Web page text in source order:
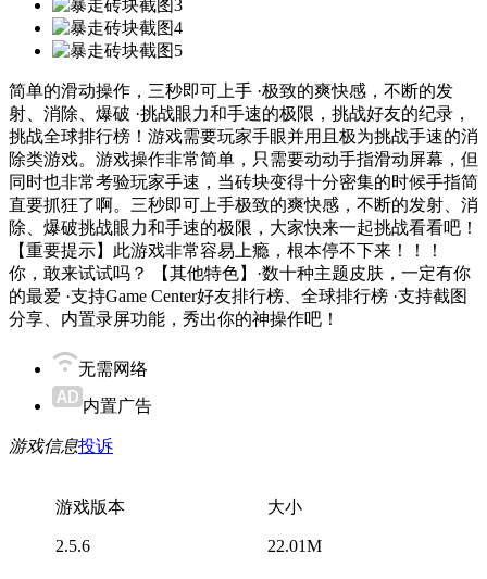
简单的滑动操作，三秒即可上手 ·极致的爽快感，不断的发
射、消除、爆破 ·挑战眼力和手速的极限，挑战好友的纪录，
挑战全球排行榜！游戏需要玩家手眼并用且极为挑战手速的消
除类游戏。游戏操作非常简单，只需要动动手指滑动屏幕，但
同时也非常考验玩家手速，当砖块变得十分密集的时候手指简
直要抓狂了啊。三秒即可上手极致的爽快感，不断的发射、消
除、爆破挑战眼力和手速的极限，大家快来一起挑战看看吧！
【重要提示】此游戏非常容易上瘾，根本停不下来！！！
你，敢来试试吗？ 【其他特色】·数十种主题皮肤，一定有你
的最爱 ·支持Game Center好友排行榜、全球排行榜 ·支持截图
分享、内置录屏功能，秀出你的神操作吧！
无需网络
内置广告
游戏信息投诉
游戏版本
2.5.6
大小
22.01M